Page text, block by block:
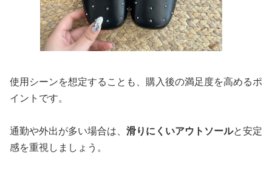
使用シーンを想定することも、購入後の満足度を高めるポ
イントです。
通勤や外出が多い場合は、 滑りにくいアウトソールと安定
感を重視しましょう。